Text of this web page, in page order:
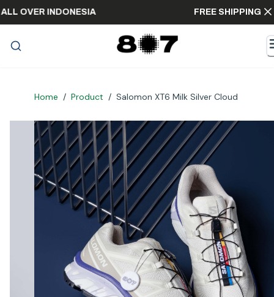
ALL OVER INDONESIA FREE
Home / Product / Salomon XT6 Milk Silver Cloud